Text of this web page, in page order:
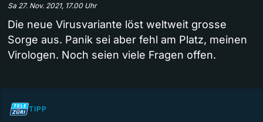
Sa 27. Nov. 2021, 17.00 Uhr
Die neue Virusvariante löst weltweit grosse
Sorge aus. Panik sei aber fehl am Platz, meinen
Virologen. Noch seien viele Fragen offen.
TIPP